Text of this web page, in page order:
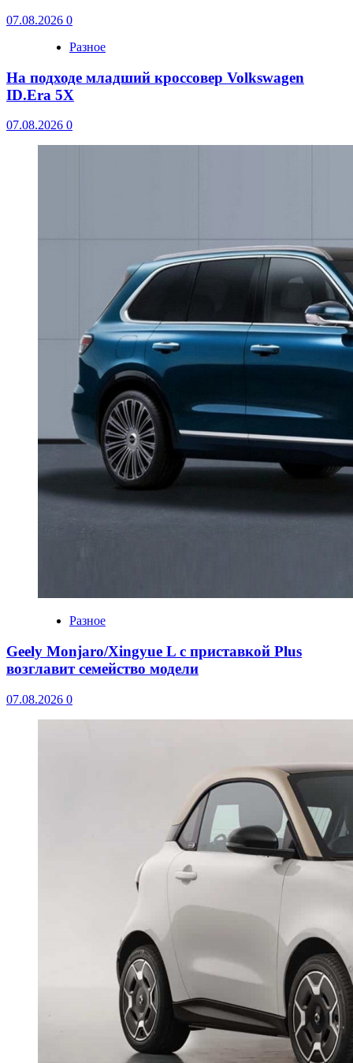
07.08.2026 0
Разное
На подходе младший кроссовер Volkswagen
ID.Era 5X
07.08.2026 0
Разное
Geely Monjaro/Xingyue L с приставкой Plus
возглавит семейство модели
07.08.2026 0